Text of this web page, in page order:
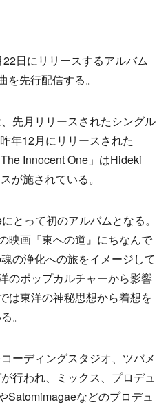
日にリリースするアルバム
を先行配信する。
先月リリースされたシングル
年12月にリリースされた
Innocent One」はHideki
が施されている。
とって初のアルバムとなる。
映画『東への道』にちなんで
の浄化への旅をイメージして
のポップカルチャーから影響
は東洋の神秘思想から着想を
。
ーディングスタジオ、ツバメ
行われ、ミックス、プロデュ
Satomimagaeなどのプロデュ